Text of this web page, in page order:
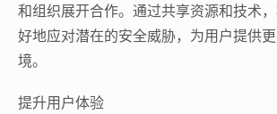
和组织展开合作。通过共享资源和技术
好地应对潜在的安全威胁，为用户提供
境。
提升用户体验